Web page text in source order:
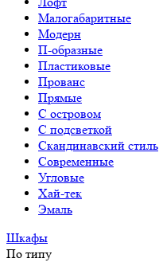
Малогабаритные
Модерн
П-образные
Пластиковые
Прованс
Прямые
С островом
С подсветкой
Скандинавский стиль
Современные
Угловые
Хай-тек
Эмаль
Шкафы
По типу